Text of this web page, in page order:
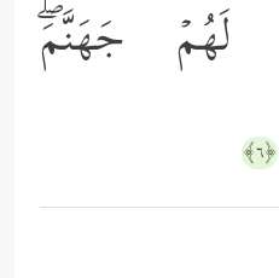
لَهُمۡ جَهَنَّمَۖ
﴿٦﴾